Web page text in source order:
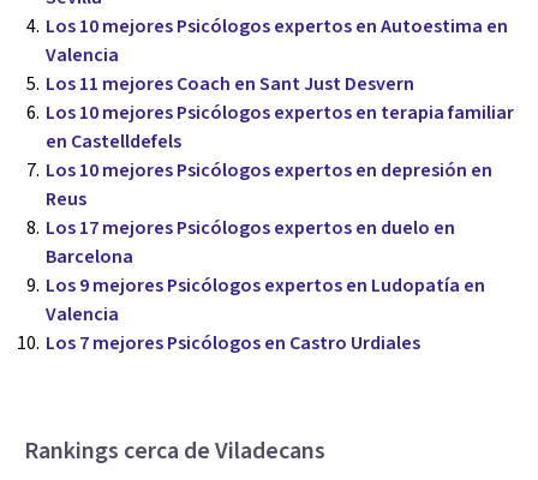
Los 10 mejores Psicólogos expertos en Autoestima en
Valencia
Los 11 mejores Coach en Sant Just Desvern
Los 10 mejores Psicólogos expertos en terapia familiar
en Castelldefels
Los 10 mejores Psicólogos expertos en depresión en
Reus
Los 17 mejores Psicólogos expertos en duelo en
Barcelona
Los 9 mejores Psicólogos expertos en Ludopatía en
Valencia
Los 7 mejores Psicólogos en Castro Urdiales
Rankings cerca de Viladecans